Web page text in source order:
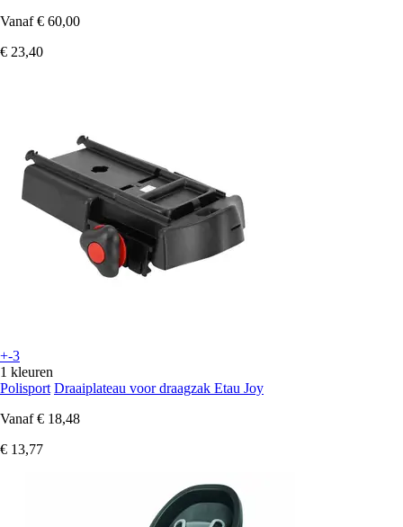
Vanaf € 60,00
€ 23,40
+-3
1 kleuren
Polisport Draaiplateau voor draagzak Etau Joy
Vanaf € 18,48
€ 13,77